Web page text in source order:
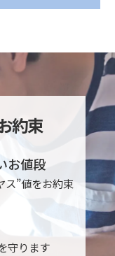
約束
お値段
”値をお約束
守ります